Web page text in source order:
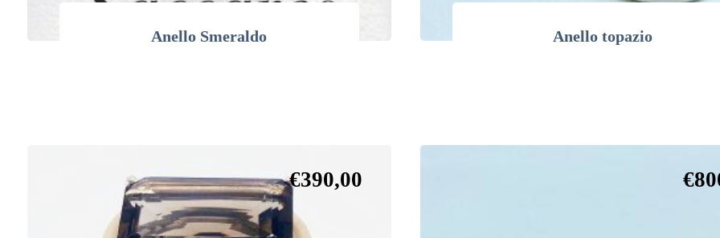
Anello Smeraldo Anello topazio
€390,00 €